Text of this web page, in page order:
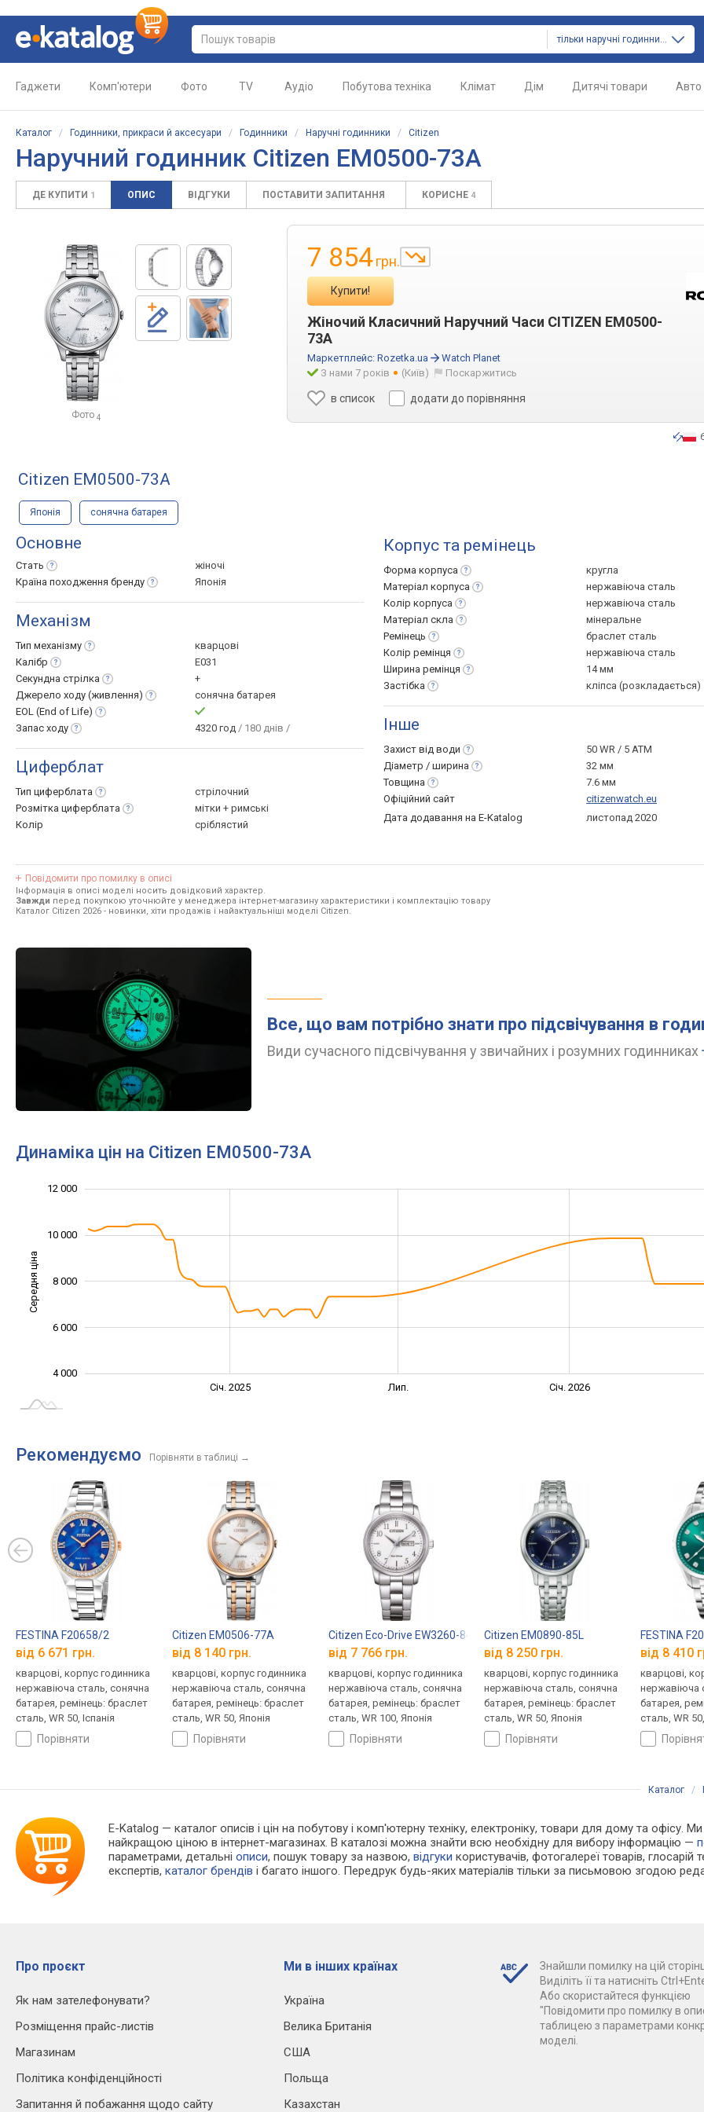
тільки наручні годинники
Гаджети Комп'ютери Фото TV Аудіо Побутова техніка Клімат Дім Дитячі товари Авто
Каталог / Годинники, прикраси й аксесуари / Годинники / Наручні годинники / Citizen
Наручний годинник Citizen EM0500-73A
ДЕ КУПИТИ 1 ОПИС ВІДГУКИ ПОСТАВИТИ ЗАПИТАННЯ КОРИСНЕ 4
Фото 4
7 854грн.
Купити!
Жіночий Класичний Наручний Часи CITIZEN EM0500-
73A
Маркетплейс: Rozetka.ua
Watch Planet
З нами 7 років
(Київ) Поскаржитись
в список додати до порівняння
Citizen EM0500-73A
Японія сонячна батарея
Основне
Стать
жіночі
Країна походження бренду Японія
Механізм
Тип механізму
кварцові
Калібр
E031
Секундна стрілка
+
Джерело ходу (живлення)
сонячна батарея
EOL (End of Life)
Запас ходу 4320 год / 180 днів /
Циферблат
Тип циферблата
стрілочний
Розмітка циферблата
мітки + римські
Колір
сріблястий
Корпус та ремінець
Форма корпуса
кругла
Матеріал корпуса
нержавіюча сталь
Колір корпуса
нержавіюча сталь
Матеріал скла
мінеральне
Ремінець
браслет сталь
Колір ремінця
нержавіюча сталь
Ширина ремінця
14 мм
Застібка
кліпса (розкладається)
Інше
Захист від води
50 WR / 5 ATM
Діаметр / ширина
32 мм
Товщина
7.6 мм
Офіційний сайт
citizenwatch.eu
Дата додавання на E-Katalog
листопад 2020
Повідомити про помилку в описі
Інформація в описі моделі носить довідковий характер.
Завжди перед покупкою уточнюйте у менеджера інтернет-магазину характеристики і комплектацію товару
Каталог Citizen 2026 - новинки, хіти продажів і найактуальніші моделі Citizen.
Все, що вам потрібно знати про підсвічування в
Види сучасного підсвічування у звичайних і розумних годинниках
Динаміка цін на Citizen EM0500-73A
Середня ціна 10 000
4 000
6 000
8 000
10 000
12 000
Січ. 2025 Лип. Січ. 2026
Рекомендуємо Порівняти в таблиці →
FESTINA F20658/2
від 6 671 грн.
кварцові, корпус годинника
нержавіюча сталь, сонячна
батарея, ремінець: браслет
сталь, WR 50, Іспанія
порівняти
Citizen EM0506-77A
від 8 140 грн.
кварцові, корпус годинника
нержавіюча сталь, сонячна
батарея, ремінець: браслет
сталь, WR 50, Японія
порівняти
Citizen Eco-Drive EW3260-84AE
від 7 766 грн.
кварцові, корпус годинника
нержавіюча сталь, сонячна
батарея, ремінець: браслет
сталь, WR 100, Японія
порівняти
Citizen EM0890-85L
від 8 250 грн.
кварцові, корпус годинника
нержавіюча сталь, сонячна
батарея, ремінець: браслет
сталь, WR 50, Японія
порівняти
FESTINA
від 8 410
кварцові,
нержавіюча
батарея,
сталь, WR 50,
Каталог /
E-Katalog — каталог описів і цін на побутову і комп'ютерну техніку, електроніку, товари для дому та офісу.
найкращою ціною в інтернет-магазинах. В каталозі можна знайти всю необхідну для вибору інформацію —
параметрами, детальніописи, пошук товару за назвою,відгуки користувачів, фотогалереї товарів, глосарій
експертів,каталог брендів і багато іншого. Передрук будь-яких матеріалів тільки за письмовою згодою
Про проєкт
Як нам зателефонувати?
Розміщення прайс-листів
Магазинам
Політика конфіденційності
Запитання й побажання щодо сайту
Ми в інших країнах
Україна
Велика Британія
США
Польща
Казахстан
Знайшли помилку на цій
Виділіть її та натисніть
Або скористайтеся функцією
"Повідомити про помилку в
таблицею з параметрами
моделі.